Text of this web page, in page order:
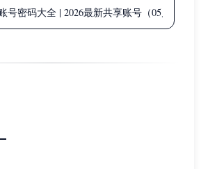
号密码大全 | 2026最新共享账号（05月15日更